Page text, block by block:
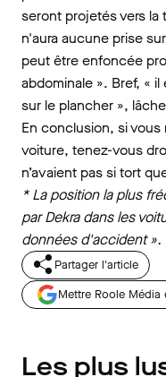
seront projetés vers la
n'aura aucune prise
peut être enfoncée
abdominale ». Bref, «
sur le plancher »,
En conclusion, si
voiture, tenez-vous
n’avaient pas si tort
* La position la plus
par Dekra dans les
données d'accident ».
Partager l'article
Mettre Roole Média
Les plus